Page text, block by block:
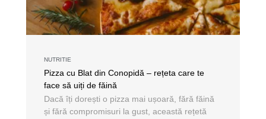
NUTRITIE
Pizza cu Blat din Conopidă – rețeta care te
face să uiți de făină
Dacă îți dorești o pizza mai ușoară, fără făină
și fără compromisuri la gust, această rețetă